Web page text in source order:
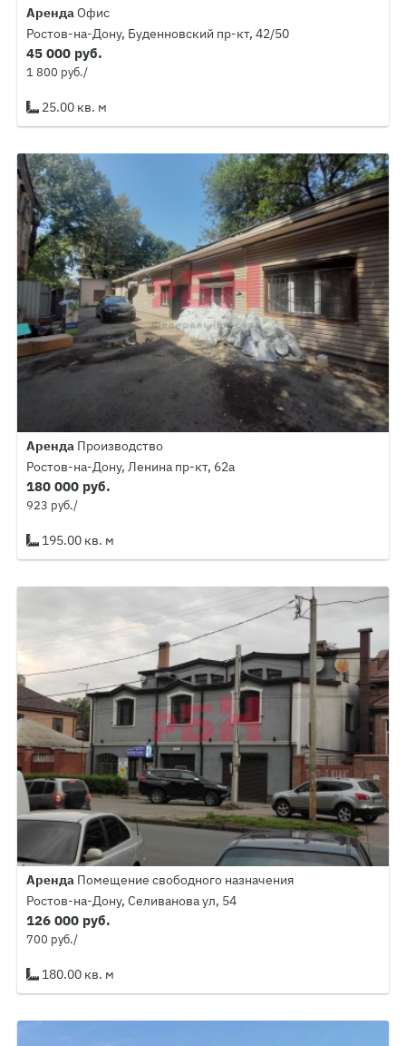
Аренда Офис
Ростов-на-Дону, Буденновский пр-кт, 42/50
45 000 руб.
1 800 руб./
25.00 кв. м
Аренда Производство
Ростов-на-Дону, Ленина пр-кт, 62а
180 000 руб.
923 руб./
195.00 кв. м
Аренда Помещение свободного назначения
Ростов-на-Дону, Селиванова ул, 54
126 000 руб.
700 руб./
180.00 кв. м